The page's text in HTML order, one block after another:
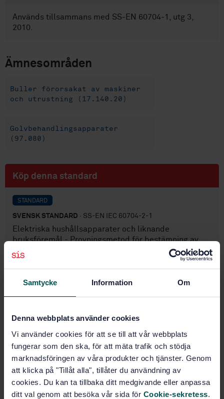
Samtycke Information Om
Denna webbplats använder cookies
Vi använder cookies för att se till att vår webbplats
fungerar som den ska, för att mäta trafik och stödja
marknadsföringen av våra produkter och tjänster. Genom
att klicka på "Tillåt alla", tillåter du användning av
cookies. Du kan ta tillbaka ditt medgivande eller anpassa
ditt val genom att besöka vår sida för Cookie-sekretess.
Används tillsammans med SS-EN 60704-1, utg 3,
2010.
Ämnesområden
Buller förorsakat av maskiner
och utrustning (17.140.20)
Golvbehandlingsapparater
(97.080)
Köp denna standard
STANDARD
SVENSK STANDARD · SS-EN IEC 60704-2-1
Elektriska hushållsapparater och liknande
bruksföremål - Provningsmetod för bestämning av
luftburet buller - Del 2-1: Särskilda fordringar på
dammsugare
Prenumerera på standarden - Läs mer
PDF
Fler alternativ